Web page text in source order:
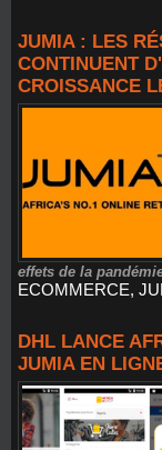
JUMIA : LES
CONTINUENT
CROISSANCE
effets de la
ECOMMERCE,
DHL LANCE
JUMIA EN